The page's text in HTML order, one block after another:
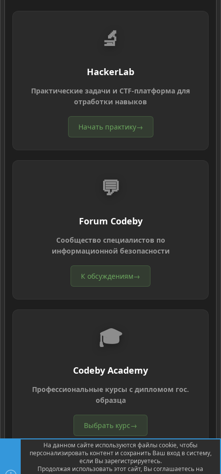
🔬
HackerLab
Практические задачи и CTF-платформа для
отработки навыков
Начать практику→
💬
Forum Codeby
Сообщество специалистов по
информационной безопасности
К обсуждениям→
🎓
Codeby Academy
Профессиональные курсы с дипломом гос.
образца
Выбрать курс→
На данном сайте используются файлы cookie, чтобы
персонализировать контент и сохранить Ваш вход в систему,
если Вы зарегистрируетесь.
Продолжая использовать этот сайт, Вы соглашаетесь на